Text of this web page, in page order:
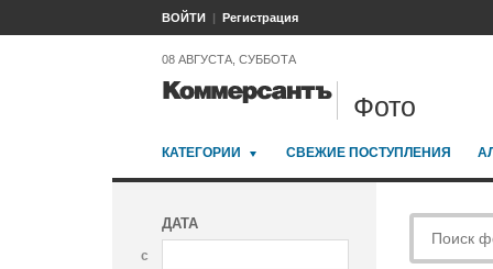
ВОЙТИ Регистрация
08 АВГУСТА, СУББОТА
Фото
КАТЕГОРИИ СВЕЖИЕ ПОСТУПЛЕНИЯ
ДАТА
с